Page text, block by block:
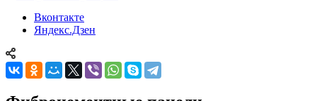
Вконтакте
Яндекс.Дзен